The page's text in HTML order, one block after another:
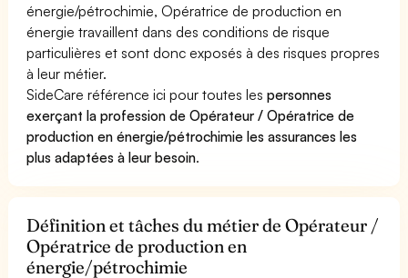
énergie/pétrochimie, Opératrice de production en
énergie travaillent dans des conditions de risque
particulières et sont donc exposés à des risques propres
à leur métier.
SideCare référence ici pour toutes lespersonnes
exerçant la profession de Opérateur / Opératrice de
production en énergie/pétrochimie les assurances les
plus adaptées à leur besoin.
Définition et tâches du métier de Opérateur /
Opératrice de production en
énergie/pétrochimie